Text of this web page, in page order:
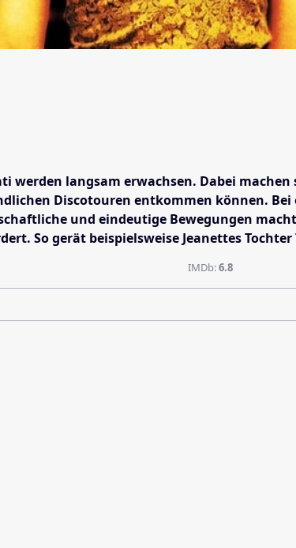
werden langsam erwachsen. Dabei
Discotouren entkommen können.
und eindeutige Bewegungen
So gerät beispielsweise Jeanettes Tochter
IMDb:6.8